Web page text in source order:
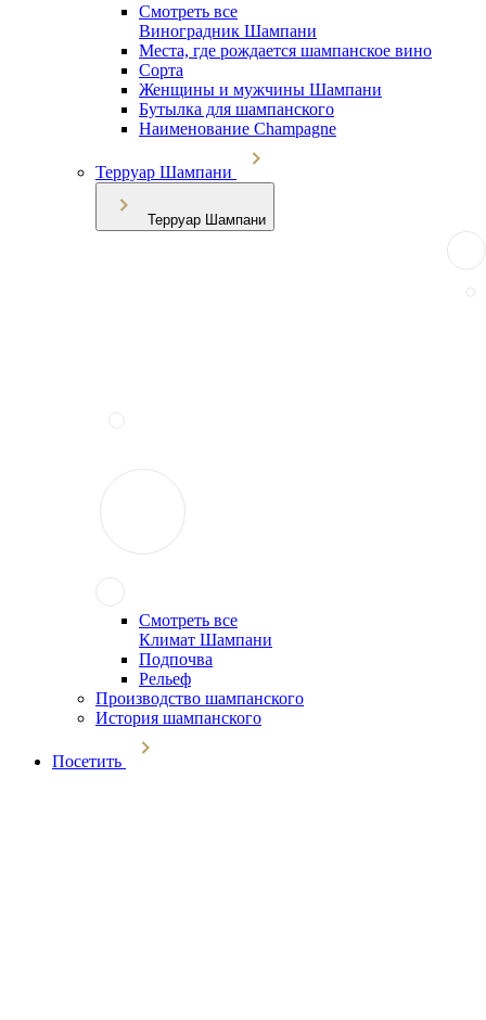
Смотреть все
Виноградник Шампани
Места, где рождается шампанское вино
Сорта
Женщины и мужчины Шампани
Бутылка для шампанского
Наименование Champagne
Терруар Шампани
Терруар Шампани
Смотреть все
Климат Шампани
Подпочва
Рельеф
Производство шампанского
История шампанского
Посетить